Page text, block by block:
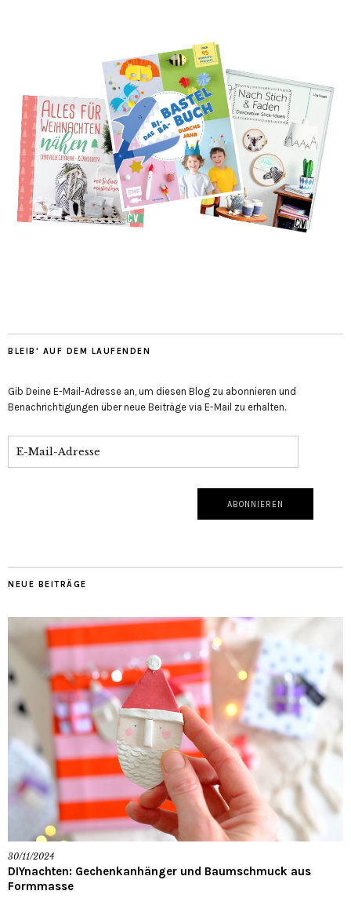
BLEIB' AUF DEM LAUFENDEN
Gib Deine E-Mail-Adresse an, um diesen Blog zu abonnieren und
Benachrichtigungen über neue Beiträge via E-Mail zu erhalten.
NEUE BEITRÄGE
30/11/2024
DIYnachten: Gechenkanhänger und Baumschmuck aus
Formmasse